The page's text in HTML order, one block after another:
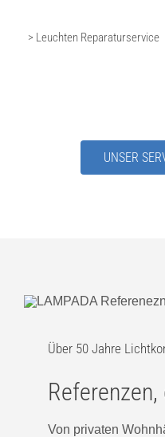
> Leuchten Reparaturservice
UNSER
Über 50 Jahre
Von privaten